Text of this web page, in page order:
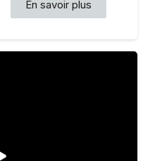
En savoir plus